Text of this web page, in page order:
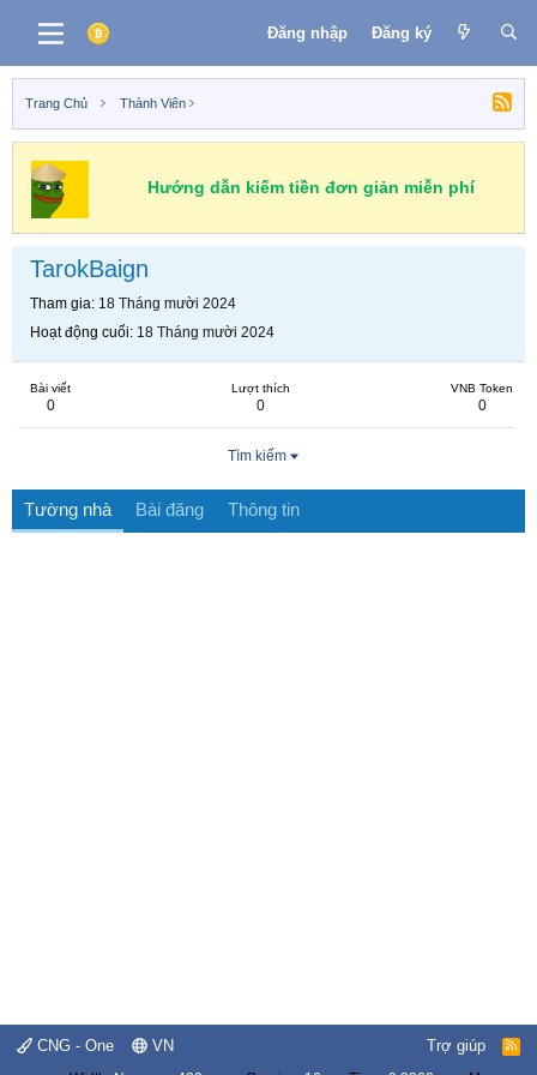
Đăng nhập Đăng ký
Trang Chủ Thành Viên
Hướng dẫn kiếm tiền đơn giản miễn phí
TarokBaign
Tham gia 18 Tháng mười 2024
Hoạt động cuối 18 Tháng mười 2024
Bài viết
0
Lượt thích
0
VNB Token
0
Tìm kiếm
Tường nhà Bài đăng Thông tin
CNG - One VN Trợ giúp
R